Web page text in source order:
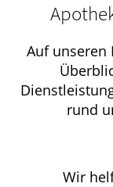
Auf unseren
rund
Wir